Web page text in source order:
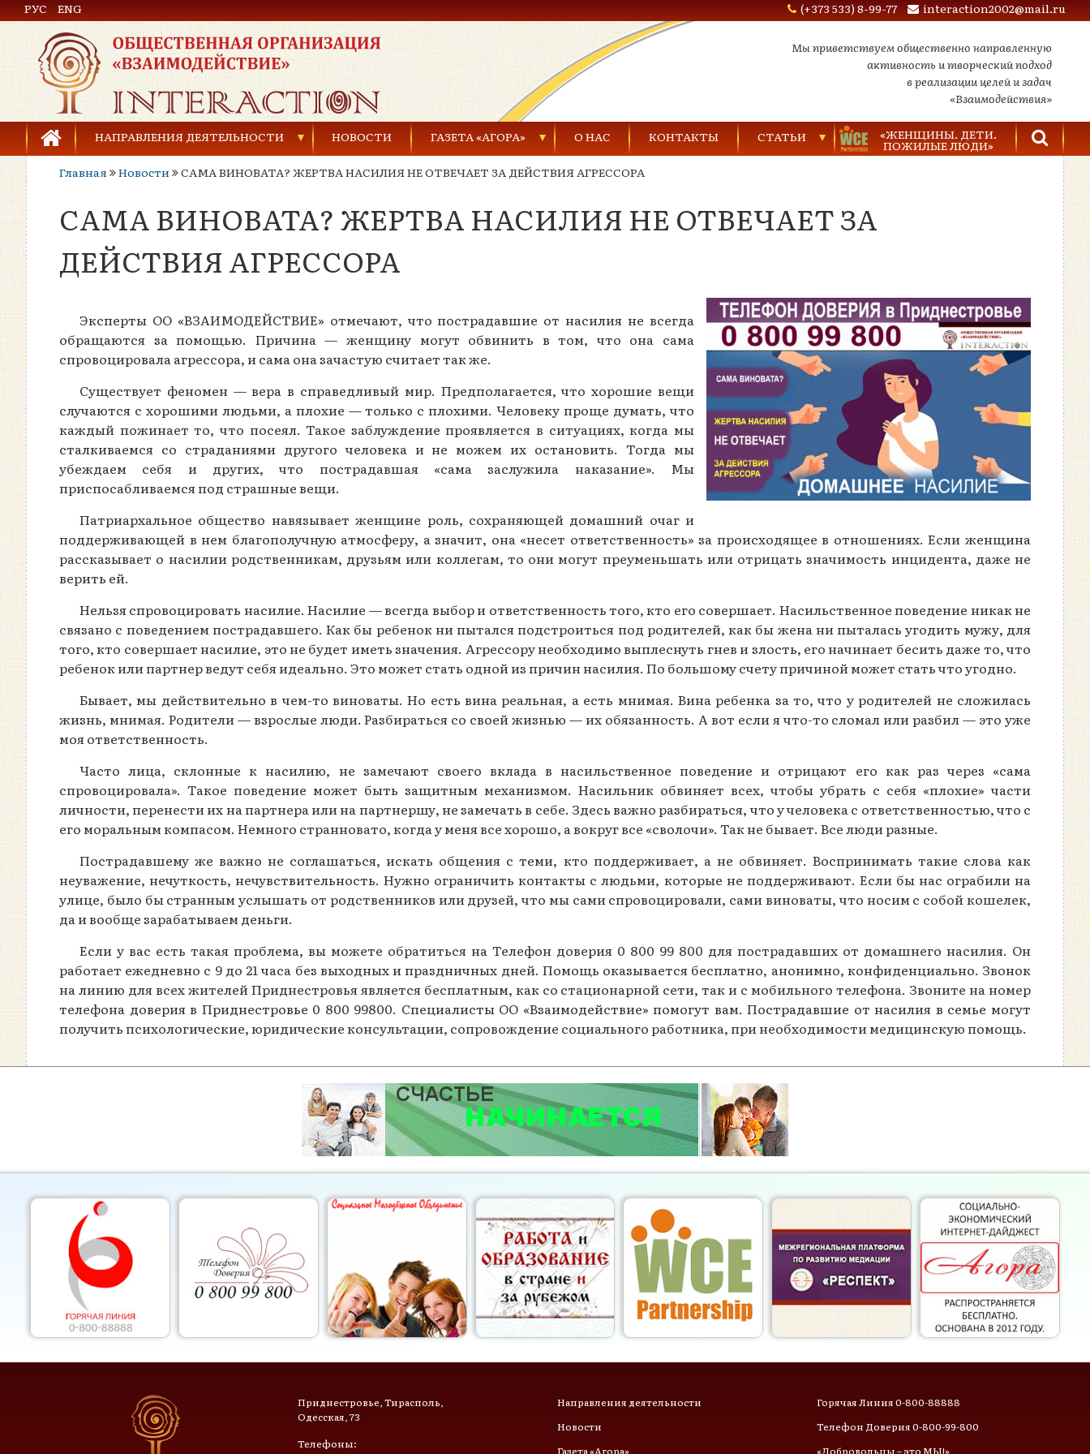
Общественная организация «Взаимодействие»
РУС ENG (+373 533) 8-99-77 interaction2002@mail.ru
Мы приветствуем общественно направленную
активность и творческий подход
в реализации целей и задач
«Взаимодействия»
НАПРАВЛЕНИЯ ДЕЯТЕЛЬНОСТИ
Предупреждение торговли людьми
Предупреждение насилия в семье
Права человека и развитие гражданского общества
Развитие детей и молодёжи
НОВОСТИ ГАЗЕТА «АГОРА»
Газеты за 2021 г.
Газеты за 2020 г.
Газеты за 2016 г.
Газеты за 2014 г.
Газеты за 2013 г.
О НАС КОНТАКТЫ СТАТЬИ
Насилие в семье
«ЖЕНЩИНЫ. ДЕТИ.
ПОЖИЛЫЕ ЛЮДИ»
Главная
Новости САМА ВИНОВАТА? ЖЕРТВА НАСИЛИЯ НЕ ОТВЕЧАЕТ ЗА ДЕЙСТВИЯ АГРЕССОРА
САМА ВИНОВАТА? ЖЕРТВА НАСИЛИЯ НЕ ОТВЕЧАЕТ ЗА
ДЕЙСТВИЯ АГРЕССОРА
Эксперты ОО «ВЗАИМОДЕЙСТВИЕ» отмечают, что пострадавшие от насилия не всегда
обращаются за помощью. Причина — женщину могут обвинить в том, что она сама
спровоцировала агрессора, и сама она зачастую считает так же.
Существует феномен — вера в справедливый мир. Предполагается, что хорошие вещи
случаются с хорошими людьми, а плохие — только с плохими. Человеку проще думать, что
каждый пожинает то, что посеял. Такое заблуждение проявляется в ситуациях, когда мы
сталкиваемся со страданиями другого человека и не можем их остановить. Тогда мы
убеждаем себя и других, что пострадавшая «сама заслужила наказание». Мы
приспосабливаемся под страшные вещи.
Патриархальное общество навязывает женщине роль, сохраняющей домашний очаг и
поддерживающей в нем благополучную атмосферу, а значит, она «несет ответственность» за происходящее в отношениях. Если женщина
рассказывает о насилии родственникам, друзьям или коллегам, то они могут преуменьшать или отрицать значимость инцидента, даже не
верить ей.
Нельзя спровоцировать насилие. Насилие — всегда выбор и ответственность того, кто его совершает. Насильственное поведение никак не
связано с поведением пострадавшего. Как бы ребенок ни пытался подстроиться под родителей, как бы жена ни пыталась угодить мужу, для
того, кто совершает насилие, это не будет иметь значения. Агрессору необходимо выплеснуть гнев и злость, его начинает бесить даже то, что
ребенок или партнер ведут себя идеально. Это может стать одной из причин насилия. По большому счету причиной может стать что угодно.
Бывает, мы действительно в чем-то виноваты. Но есть вина реальная, а есть мнимая. Вина ребенка за то, что у родителей не сложилась
жизнь, мнимая. Родители — взрослые люди. Разбираться со своей жизнью — их обязанность. А вот если я что-то сломал или разбил — это уже
моя ответственность.
Часто лица, склонные к насилию, не замечают своего вклада в насильственное поведение и отрицают его как раз через «сама
спровоцировала». Такое поведение может быть защитным механизмом. Насильник обвиняет всех, чтобы убрать с себя «плохие» части
личности, перенести их на партнера или на партнершу, не замечать в себе. Здесь важно разбираться, что у человека с ответственностью, что с
его моральным компасом. Немного странновато, когда у меня все хорошо, а вокруг все «сволочи». Так не бывает. Все люди разные.
Пострадавшему же важно не соглашаться, искать общения с теми, кто поддерживает, а не обвиняет. Воспринимать такие слова как
неуважение, нечуткость, нечувствительность. Нужно ограничить контакты с людьми, которые не поддерживают. Если бы нас ограбили на
улице, было бы странным услышать от родственников или друзей, что мы сами спровоцировали, сами виноваты, что носим с собой кошелек,
да и вообще зарабатываем деньги.
Если у вас есть такая проблема, вы можете обратиться на Телефон доверия 0 800 99 800 для пострадавших от домашнего насилия. Он
работает ежедневно с 9 до 21 часа без выходных и праздничных дней. Помощь оказывается бесплатно, анонимно, конфиденциально. Звонок
на линию для всех жителей Приднестровья является бесплатным, как со стационарной сети, так и с мобильного телефона. Звоните на номер
телефона доверия в Приднестровье 0 800 99800. Специалисты ОО «Взаимодействие» помогут вам. Пострадавшие от насилия в семье могут
получить психологические, юридические консультации, сопровождение социального работника, при необходимости медицинскую помощь.
Приднестровье, Тирасполь,
Одесская, 73
Телефоны:
Направления деятельности
Новости
Газета «Агора»
Горячая Линия 0-800-88888
Телефон Доверия 0-800-99-800
«Добровольцы – это МЫ!»